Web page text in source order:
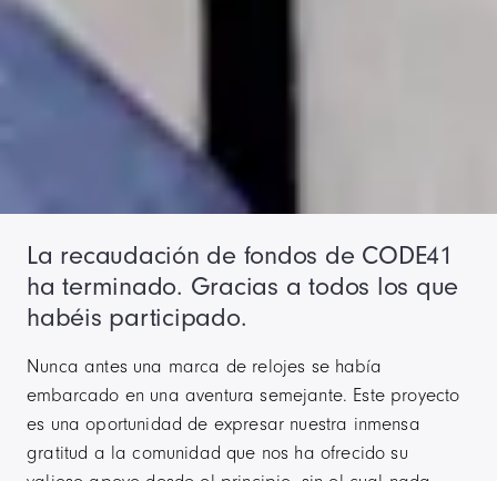
La recaudación de fondos de CODE41
ha terminado. Gracias a todos los que
habéis participado.
Nunca antes una marca de relojes se había
embarcado en una aventura semejante. Este proyecto
es una oportunidad de expresar nuestra inmensa
gratitud a la comunidad que nos ha ofrecido su